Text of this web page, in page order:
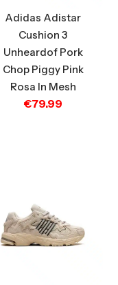
Adidas Adistar
Cushion 3
Unheardof Pork
Chop Piggy Pink
Rosa In Mesh
€79.99